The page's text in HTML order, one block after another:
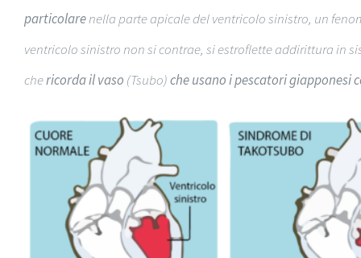
particolarenella parte apicale del ventricolo sinistro, un
ventricolo sinistro non si contrae, si estroflette addirittura in
chericorda il vaso (Tsubo)che usano i pescatori